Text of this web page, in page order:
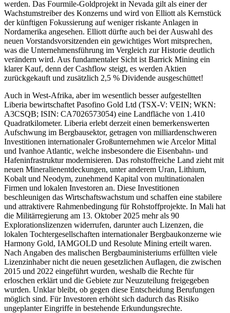
werden. Das Fourmile-Goldprojekt in Nevada gilt als einer der
Wachstumstreiber des Konzerns und wird von Elliott als Kernstück
der künftigen Fokussierung auf weniger riskante Anlagen in
Nordamerika angesehen. Elliott dürfte auch bei der Auswahl des
neuen Vorstandsvorsitzenden ein gewichtiges Wort mitsprechen,
was die Unternehmensführung im Vergleich zur Historie deutlich
verändern wird. Aus fundamentaler Sicht ist Barrick Mining ein
klarer Kauf, denn der Cashflow steigt, es werden Aktien
zurückgekauft und zusätzlich 2,5 % Dividende ausgeschüttet!
Auch in West-Afrika, aber im wesentlich besser aufgestellten
Liberia bewirtschaftet Pasofino Gold Ltd (TSX-V: VEIN; WKN:
A3CSQB; ISIN: CA7026573054) eine Landfläche von 1.410
Quadratkilometer. Liberia erlebt derzeit einen bemerkenswerten
Aufschwung im Bergbausektor, getragen von milliardenschweren
Investitionen internationaler Großunternehmen wie Arcelor Mittal
und Ivanhoe Atlantic, welche insbesondere die Eisenbahn- und
Hafeninfrastruktur modernisieren. Das rohstoffreiche Land zieht mit
neuen Mineralienentdeckungen, unter anderem Uran, Lithium,
Kobalt und Neodym, zunehmend Kapital von multinationalen
Firmen und lokalen Investoren an. Diese Investitionen
beschleunigen das Wirtschaftswachstum und schaffen eine stabilere
und attraktivere Rahmenbedingung für Rohstoffprojekte. In Mali hat
die Militärregierung am 13. Oktober 2025 mehr als 90
Explorationslizenzen widerrufen, darunter auch Lizenzen, die
lokalen Tochtergesellschaften internationaler Bergbaukonzerne wie
Harmony Gold, IAMGOLD und Resolute Mining erteilt waren.
Nach Angaben des malischen Bergbauministeriums erfüllten viele
Lizenzinhaber nicht die neuen gesetzlichen Auflagen, die zwischen
2015 und 2022 eingeführt wurden, weshalb die Rechte für
erloschen erklärt und die Gebiete zur Neuzuteilung freigegeben
wurden. Unklar bleibt, ob gegen diese Entscheidung Berufungen
möglich sind. Für Investoren erhöht sich dadurch das Risiko
ungeplanter Eingriffe in bestehende Erkundungsrechte.